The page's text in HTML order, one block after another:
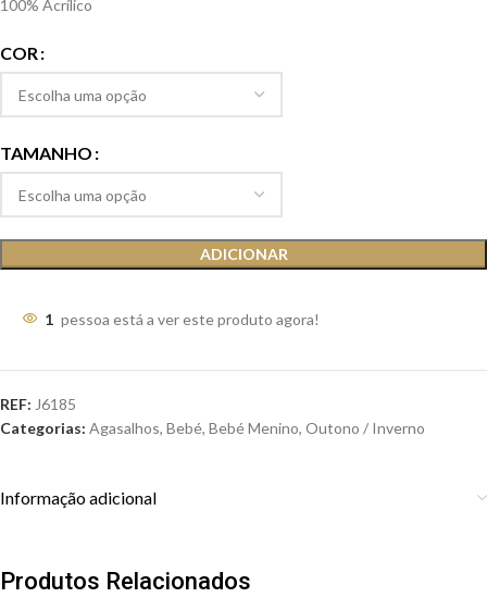
100% Acrílico
COR
TAMANHO
ADICIONAR
1 pessoa está a ver este produto agora!
REF: J6185
Categorias: Agasalhos, Bebé, Bebé Menino, Outono / Inverno
Informação adicional
Produtos Relacionados